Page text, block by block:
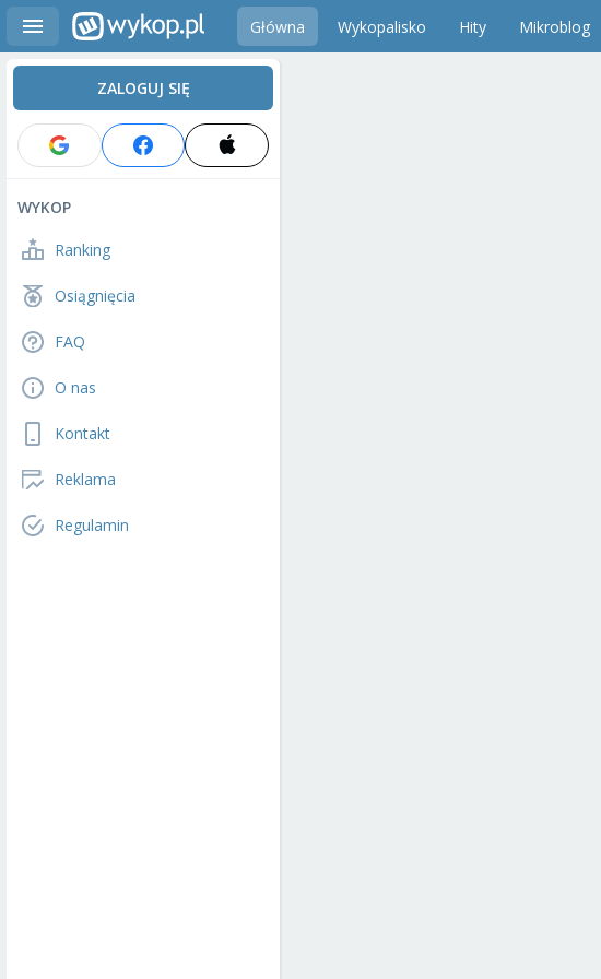
Główna Wykopalisko Hity Mikroblog
ZALOGUJ SIĘ
WYKOP
Ranking
Osiągnięcia
FAQ
O nas
Kontakt
Reklama
Regulamin